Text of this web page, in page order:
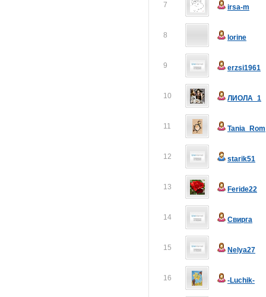
7 irsa-m
8 lorine
9 erzsi1961
10 ЛИОЛА_1
11 Tania_Rom
12 starik51
13 Feride22
14 Свирга
15 Nelya27
16 -Luchik-